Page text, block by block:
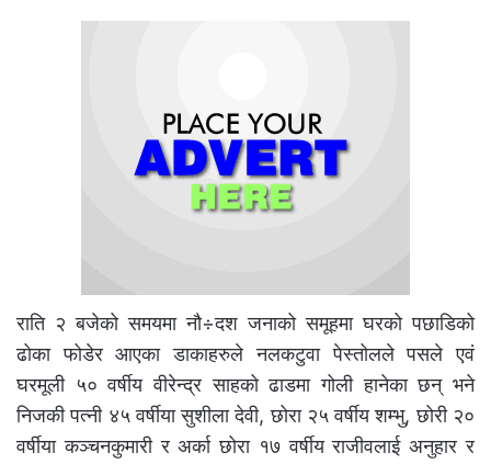
राति २ बजेको समयमा नौ÷दश जनाको समूहमा घरको पछाडिको
ढोका फोडेर आएका डाकाहरुले नलकटुवा पेस्तोलले पसले एवं
घरमूली ५० वर्षीय वीरेन्द्र साहको ढाडमा गोली हानेका छन् भने
निजकी पत्नी ४५ वर्षीया सुशीला देवी, छोरा २५ वर्षीय शम्भु, छोरी २०
वर्षीया कञ्चनकुमारी र अर्का छोरा १७ वर्षीय राजीवलाई अनुहार र